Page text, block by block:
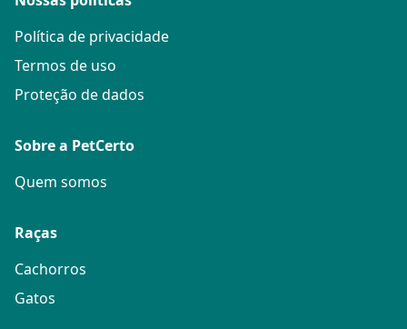
Política de privacidade
Termos de uso
Proteção de dados
Sobre a PetCerto
Quem somos
Raças
Cachorros
Gatos